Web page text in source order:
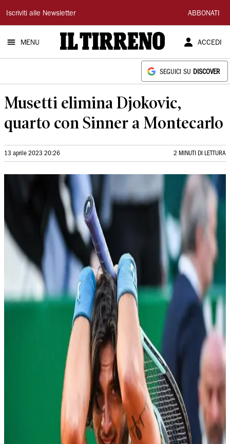
Il
Tirreno
Iscriviti alle Newsletter ABBONATI
MENU ACCEDI
SEGUICI SU DISCOVER
Musetti elimina Djokovic,
quarto con Sinner a Montecarlo
13 aprile 2023 20:26 2 MINUTI DI LETTURA